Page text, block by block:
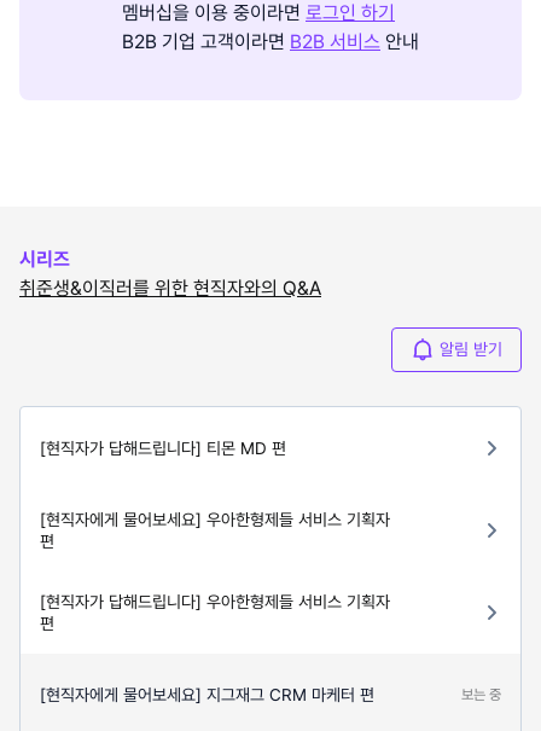
멤버십을 이용 중이라면 로그인 하기
B2B 기업 고객이라면 B2B 서비스 안내
시리즈
취준생&이직러를 위한 현직자와의 Q&A
알림 받기
[현직자가 답해드립니다] 티몬 MD 편
[현직자에게 물어보세요] 우아한형제들 서비스 기획자
편
[현직자가 답해드립니다] 우아한형제들 서비스 기획자
편
[현직자에게 물어보세요] 지그재그 CRM 마케터 편 보는 중